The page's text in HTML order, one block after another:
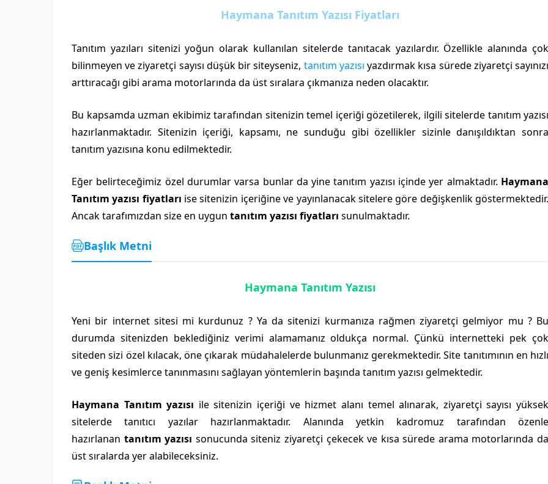
Haymana Tanıtım Yazısı Fiyatları
Tanıtım yazıları sitenizi yoğun olarak kullanılan sitelerde tanıtacak yazılardır. Özellikle alanında çok
bilinmeyen ve ziyaretçi sayısı düşük bir siteyseniz, tanıtım yazısı yazdırmak kısa sürede ziyaretçi sayınızı
arttıracağı gibi arama motorlarında da üst sıralara çıkmanıza neden olacaktır.
Bu kapsamda uzman ekibimiz tarafından sitenizin temel içeriği gözetilerek, ilgili sitelerde tanıtım yazısı
hazırlanmaktadır. Sitenizin içeriği, kapsamı, ne sunduğu gibi özellikler sizinle danışıldıktan sonra
tanıtım yazısına konu edilmektedir.
Eğer belirteceğimiz özel durumlar varsa bunlar da yine tanıtım yazısı içinde yer almaktadır. Haymana
Tanıtım yazısı fiyatları ise sitenizin içeriğine ve yayınlanacak sitelere göre değişkenlik göstermektedir.
Ancak tarafımızdan size en uygun tanıtım yazısı fiyatları sunulmaktadır.
Başlık Metni
Haymana Tanıtım Yazısı
Yeni bir internet sitesi mi kurdunuz ? Ya da sitenizi kurmanıza rağmen ziyaretçi gelmiyor mu ? Bu
durumda sitenizden beklediğiniz verimi alamamanız oldukça normal. Çünkü internetteki pek çok
siteden sizi özel kılacak, öne çıkarak müdahalelerde bulunmanız gerekmektedir. Site tanıtımının en hızlı
ve geniş kesimlerce tanınmasını sağlayan yöntemlerin başında tanıtım yazısı gelmektedir.
Haymana Tanıtım yazısı ile sitenizin içeriği ve hizmet alanı temel alınarak, ziyaretçi sayısı yüksek
sitelerde tanıtıcı yazılar hazırlanmaktadır. Alanında yetkin kadromuz tarafından özenle
hazırlanan tanıtım yazısı sonucunda siteniz ziyaretçi çekecek ve kısa sürede arama motorlarında da
üst sıralarda yer alabileceksiniz.